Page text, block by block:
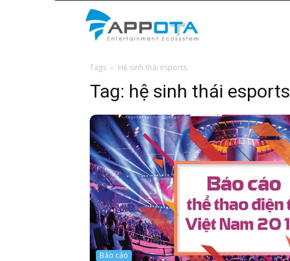
Tags Hệ sinh thái esports
Tag: hệ sinh thái esports
Báo cáo